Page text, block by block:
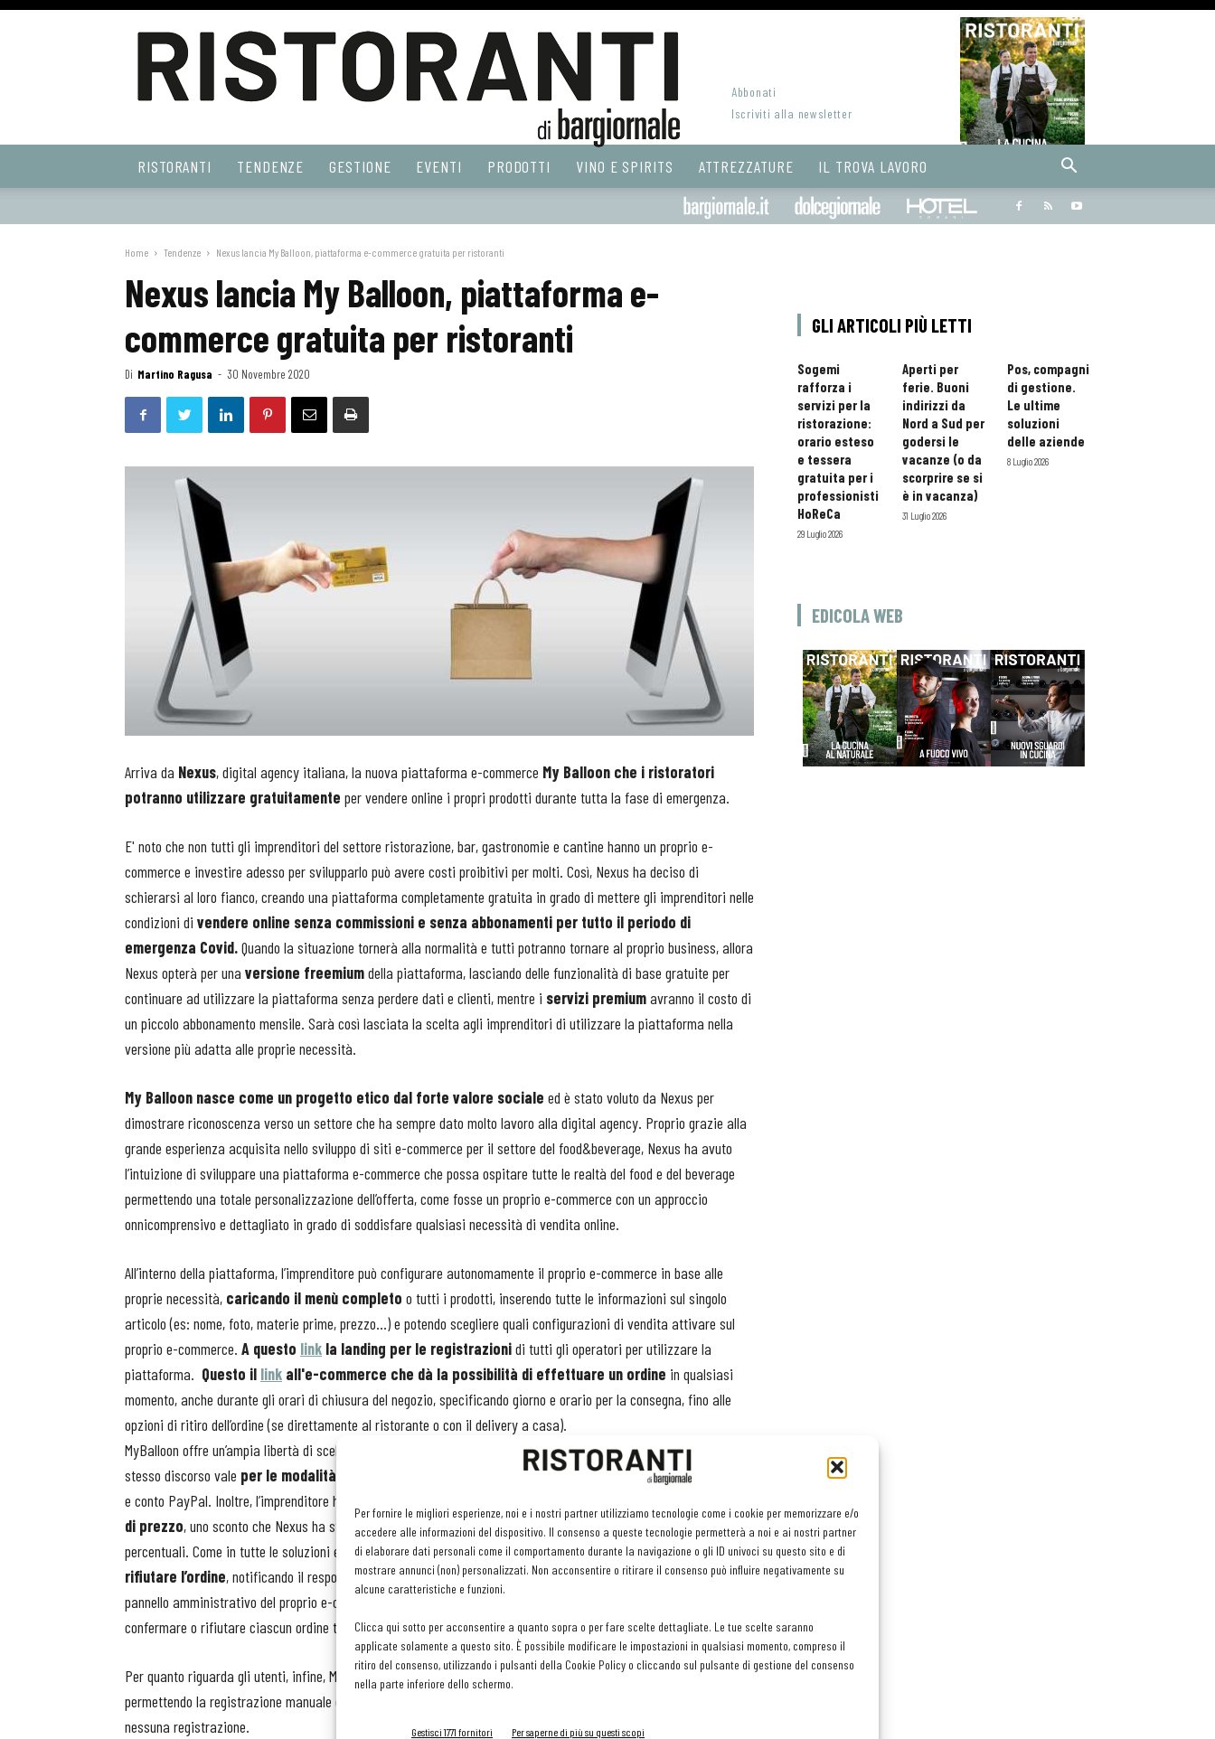
Per fornire le migliori esperienze, noi e i nostri partner utilizziamo tecnologie come i cookie per memorizzare e/o
accedere alle informazioni del dispositivo. Il consenso a queste tecnologie permetterà a noi e ai nostri partner
di elaborare dati personali come il comportamento durante la navigazione o gli ID univoci su questo sito e di
mostrare annunci (non) personalizzati. Non acconsentire o ritirare il consenso può influire negativamente su
alcune caratteristiche e funzioni.
Clicca qui sotto per acconsentire a quanto sopra o per fare scelte dettagliate. Le tue scelte saranno
applicate solamente a questo sito. È possibile modificare le impostazioni in qualsiasi momento, compreso il
ritiro del consenso, utilizzando i pulsanti della Cookie Policy o cliccando sul pulsante di gestione del consenso
nella parte inferiore dello schermo.
Gestisci 1771 fornitori Per saperne di più su questi scopi
Web
Abbonati
Iscriviti alla newsletter
RISTORANTI TENDENZE GESTIONE EVENTI PRODOTTI VINO E SPIRITS ATTREZZATURE IL TROVA LAVORO
Bargiornale dolcegiornale
Home Tendenze Nexus lancia My Balloon, piattaforma e-commerce gratuita per ristoranti
Nexus lancia My Balloon, piattaforma e-
commerce gratuita per ristoranti
Di Martino Ragusa - 30 Novembre 2020
Arriva da Nexus, digital agency italiana, la nuova piattaforma e-commerce My Balloon che i ristoratori
potranno utilizzare gratuitamente per vendere online i propri prodotti durante tutta la fase di emergenza.
E' noto che non tutti gli imprenditori del settore ristorazione, bar, gastronomie e cantine hanno un proprio e-
commerce e investire adesso per svilupparlo può avere costi proibitivi per molti. Così, Nexus ha deciso di
schierarsi al loro fianco, creando una piattaforma completamente gratuita in grado di mettere gli imprenditori nelle
condizioni di vendere online senza commissioni e senza abbonamenti per tutto il periodo di
emergenza Covid.Quando la situazione tornerà alla normalità e tutti potranno tornare al proprio business, allora
Nexus opterà per una versione freemiumdella piattaforma, lasciando delle funzionalità di base gratuite per
continuare ad utilizzare la piattaforma senza perdere dati e clienti, mentre i servizi premiumavranno il costo di
un piccolo abbonamento mensile. Sarà così lasciata la scelta agli imprenditori di utilizzare la piattaforma nella
versione più adatta alle proprie necessità.
My Balloon nasce come un progetto etico dal forte valore sociale ed è stato voluto da Nexus per
dimostrare riconoscenza verso un settore che ha sempre dato molto lavoro alla digital agency. Proprio grazie alla
grande esperienza acquisita nello sviluppo di siti e-commerce per il settore del food&beverage, Nexus ha avuto
l’intuizione di sviluppare una piattaforma e-commerce che possa ospitare tutte le realtà del food e del beverage
permettendo una totale personalizzazione dell’offerta, come fosse un proprio e-commerce con un approccio
onnicomprensivo e dettagliato in grado di soddisfare qualsiasi necessità di vendita online.
All’interno della piattaforma, l’imprenditore può configurare autonomamente il proprio e-commerce in base alle
proprie necessità, caricando il menù completo o tutti i prodotti, inserendo tutte le informazioni sul singolo
articolo (es: nome, foto, materie prime, prezzo...) e potendo scegliere quali configurazioni di vendita attivare sul
proprio e-commerce. A questo link la landing per le registrazionidi tutti gli operatori per utilizzare la
piattaforma. Questo il link all'e-commerce che dà la possibilità di effettuare un ordine in qualsiasi
momento, anche durante gli orari di chiusura del negozio, specificando giorno e orario per la consegna, fino alle
opzioni di ritiro dell’ordine (se direttamente al ristorante o con il delivery a casa).
MyBalloon offre un’ampia libertà di scelta a seconda del modello organizzativo del ristorante e del negozio. Lo
stesso discorso vale per le modalità di pagamento
, con la possibilità di scegliere tra contanti, carte di credito
e conto PayPal. Inoltre, l’imprenditore ha la possibilità di applicare
di prezzo, uno sconto che Nexus ha stabilito sul totale dell’ordine effettuato dall’utente ed è indicato in termini
percentuali. Come in tutte le soluzioni e-commerce, anche My Balloon permette discegliere se accettare o
rifiutare l’ordine, notificando il responso tramite e-mail e sms all’utente. Inoltre, si ha completo accesso al
pannello amministrativo del proprio e-commerce sul quale è possibile visualizzare tutti gli ordini ricevuti e
confermare o rifiutare ciascun ordine tramite e-mail oppure tramite sia e-mail che sms.
Per quanto riguarda gli utenti, infine, My Balloon lascia libertà di accesso, nel pieno rispetto della privacy,
permettendo la registrazione manuale o tramite account di Facebook e di Google oppure come ospite senza
nessuna registrazione.
GLI ARTICOLI PIÙ LETTI
Sogemi
rafforza i
servizi per la
ristorazione:
orario esteso
e tessera
gratuita per i
professionisti
HoReCa
29 Luglio 2026
Aperti per
ferie. Buoni
indirizzi da
Nord a Sud per
godersi le
vacanze (o da
scorprire se si
è in vacanza)
31 Luglio 2026
Pos, compagni
di gestione.
Le ultime
soluzioni
delle aziende
8 Luglio 2026
EDICOLA WEB